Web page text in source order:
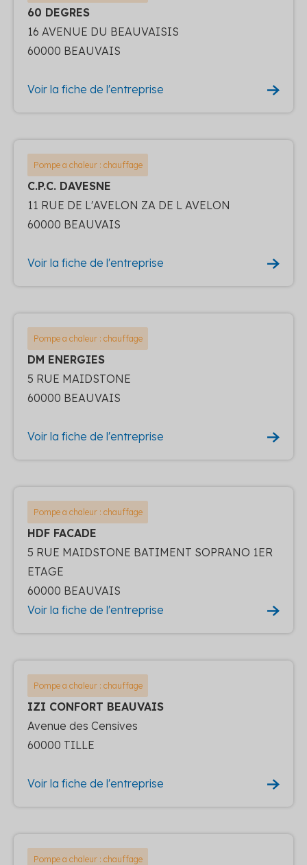
60 DEGRES
16 AVENUE DU BEAUVAISIS
60000 BEAUVAIS
Voir la fiche de l'entreprise
Pompe a chaleur : chauffage
C.P.C. DAVESNE
11 RUE DE L'AVELON ZA DE L AVELON
60000 BEAUVAIS
Voir la fiche de l'entreprise
Pompe a chaleur : chauffage
DM ENERGIES
5 RUE MAIDSTONE
60000 BEAUVAIS
Voir la fiche de l'entreprise
Pompe a chaleur : chauffage
HDF FACADE
5 RUE MAIDSTONE BATIMENT SOPRANO 1ER
ETAGE
60000 BEAUVAIS
Voir la fiche de l'entreprise
Pompe a chaleur : chauffage
IZI CONFORT BEAUVAIS
Avenue des Censives
60000 TILLE
Voir la fiche de l'entreprise
Pompe a chaleur : chauffage